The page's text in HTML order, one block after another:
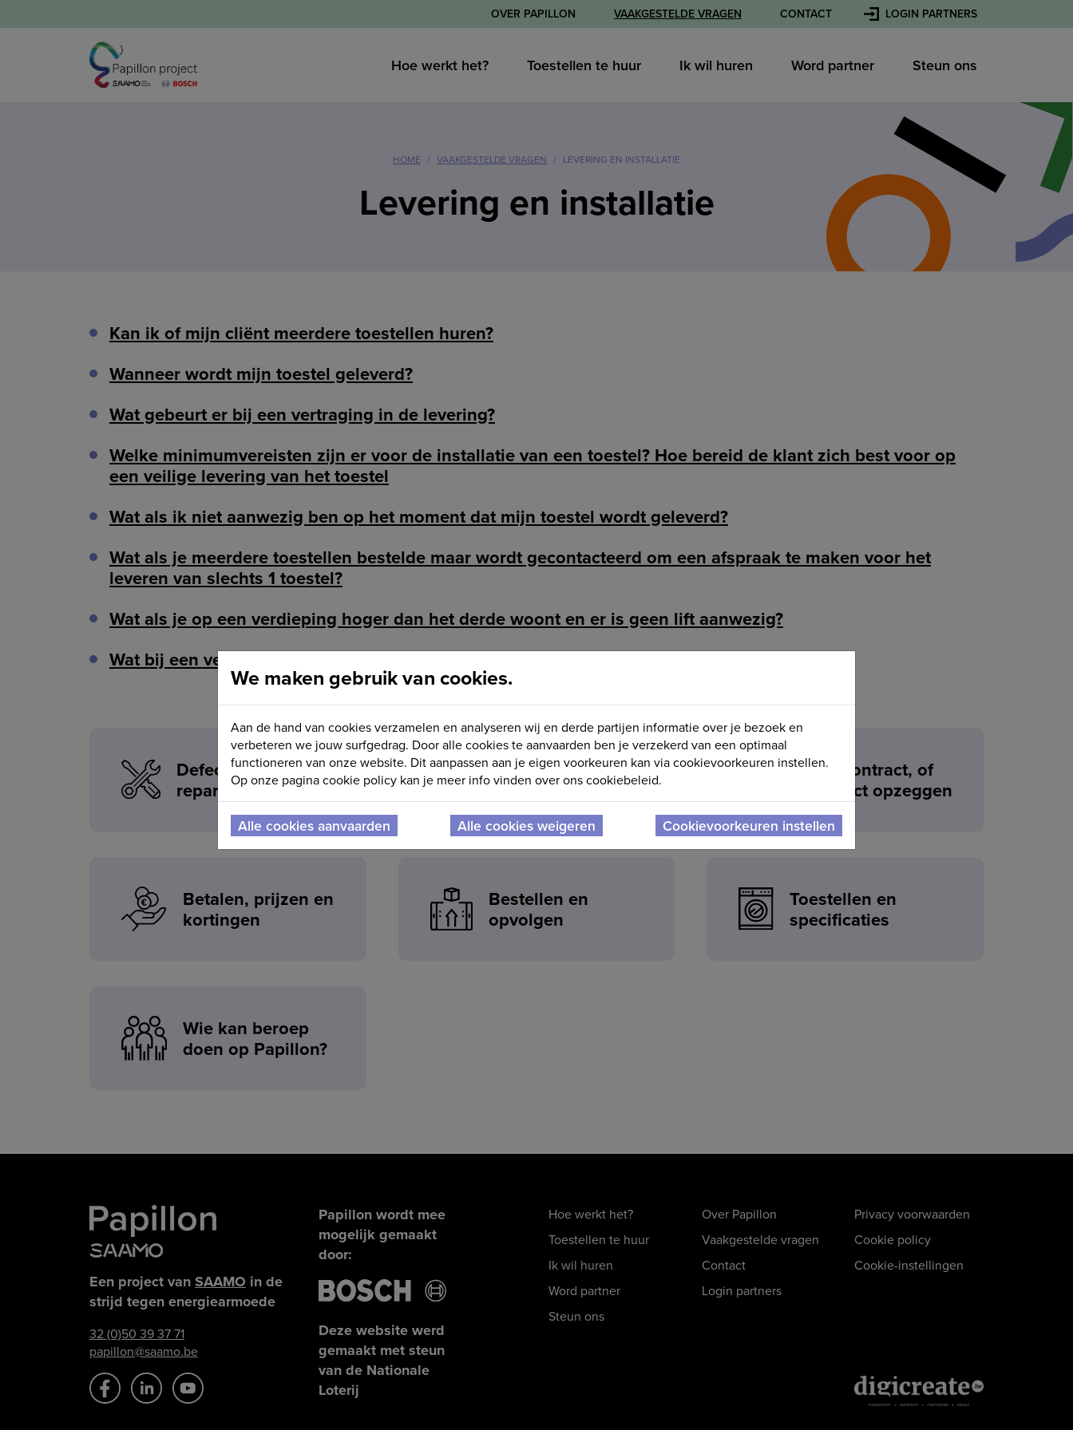
OVER PAPILLON VAAKGESTELDE VRAGEN CONTACT LOGIN PARTNERS
Hoe werkt het? Toestellen te huur Ik wil huren Word partner Steun ons
HOME VAAKGESTELDE VRAGEN LEVERING EN INSTALLATIE
Levering en installatie
Kan ik of mijn cliënt meerdere toestellen huren?
Wanneer wordt mijn toestel geleverd?
Wat gebeurt er bij een vertraging in de levering?
Welke minimumvereisten zijn er voor de installatie van een toestel? Hoe bereid de klant zich best voor op
een veilige levering van het toestel
Wat als ik niet aanwezig ben op het moment dat mijn toestel wordt geleverd?
Wat als je meerdere toestellen bestelde maar wordt gecontacteerd om een afspraak te maken voor het
leveren van slechts 1 toestel?
Wat als je op een verdieping hoger dan het derde woont en er is geen lift aanwezig?
Wat bij een verhuis naar een andere gemeente waar Papillon nog niet actief is?
Defect, service en
reparaties
De missie en visie
van Papillon
Huurcontract, of
contract opzeggen
Betalen, prijzen en
kortingen
Bestellen en
opvolgen
Toestellen en
specificaties
Wie kan beroep
doen op Papillon?
Een project vanSAAMO in de
strijd tegen energiearmoede
32 (0)50 39 37 71
papillon@saamo.be
Papillon wordt mee
mogelijk gemaakt
door:
Deze website werd
gemaakt met steun
van de Nationale
Loterij
Hoe werkt het?
Toestellen te huur
Ik wil huren
Word partner
Steun ons
Over Papillon
Vaakgestelde vragen
Contact
Login partners
Privacy voorwaarden
Cookie policy
Cookie-instellingen
We maken gebruik van cookies.
Aan de hand van cookies verzamelen en analyseren wij en derde partijen informatie over je bezoek en
verbeteren we jouw surfgedrag. Door alle cookies te aanvaarden ben je verzekerd van een optimaal
functioneren van onze website. Dit aanpassen aan je eigen voorkeuren kan via cookievoorkeuren instellen.
Op onze pagina cookie policy kan je meer info vinden over ons cookiebeleid.
Alle cookies aanvaarden Alle cookies weigeren Cookievoorkeuren instellen